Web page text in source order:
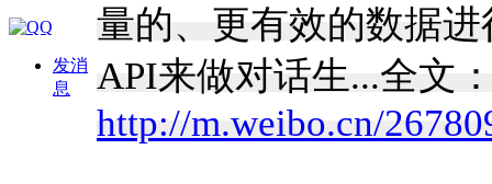
发消
息
量的、更有效的数据
API来做对话生...全文
http://m.weibo.cn/